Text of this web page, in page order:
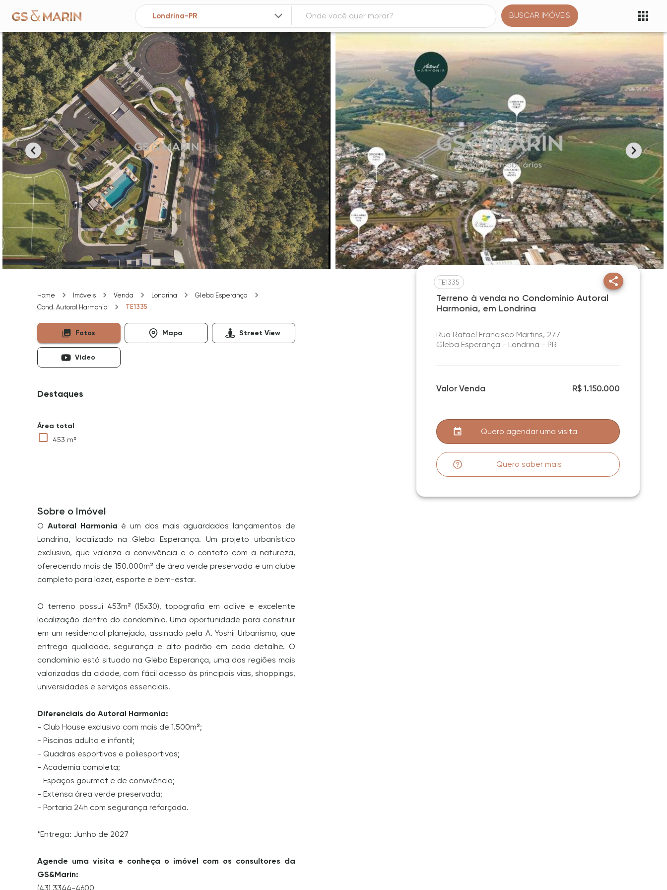
BUSCAR IMÓVEIS
Home Imóveis Venda Londrina
Gleba Esperança
Cond. Autoral Harmonia
TE1335
Fotos Mapa Street View
Vídeo
Destaques
Área total
453 m²
Sobre o Imóvel
O Autoral Harmonia é um dos mais aguardados lançamentos de
Londrina, localizado na Gleba Esperança. Um projeto urbanístico
exclusivo, que valoriza a convivência e o contato com a natureza,
oferecendo mais de 150.000m² de área verde preservada e um clube
completo para lazer, esporte e bem-estar.
O terreno possui 453m² (15x30), topografia em aclive e excelente
localização dentro do condomínio. Uma oportunidade para construir
em um residencial planejado, assinado pela A. Yoshii Urbanismo, que
entrega qualidade, segurança e alto padrão em cada detalhe. O
condomínio está situado na Gleba Esperança, uma das regiões mais
valorizadas da cidade, com fácil acesso às principais vias, shoppings,
universidades e serviços essenciais.
Diferenciais do Autoral Harmonia:
- Club House exclusivo com mais de 1.500m²;
- Piscinas adulto e infantil;
- Quadras esportivas e poliesportivas;
- Academia completa;
- Espaços gourmet e de convivência;
- Extensa área verde preservada;
- Portaria 24h com segurança reforçada.
*Entrega: Junho de 2027
Agende uma visita e conheça o imóvel com os consultores da
GS&Marin:
(43) 3344-4600
TE1335
Terreno à venda no Condomínio Autoral
Harmonia, em Londrina
Rua Rafael Francisco Martins, 277
Gleba Esperança - Londrina - PR
Valor Venda R$ 1.150.000
Quero agendar uma visita
Quero saber mais